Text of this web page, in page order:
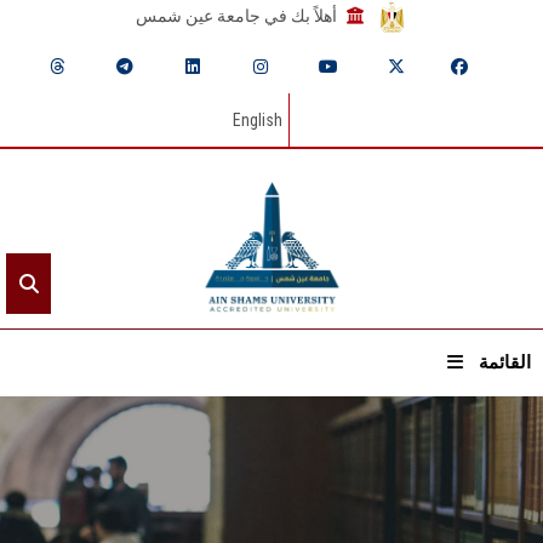
أهلاً بك في جامعة عين شمس
English
القائمة
الرئيسيـة
عن الجامعة